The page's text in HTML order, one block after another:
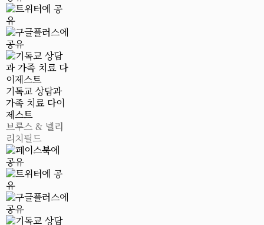
기독교 상담과
가족 치료 다이
제스트
브루스 & 넬리
리치필드